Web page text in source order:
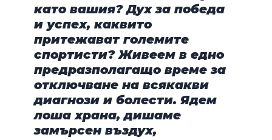
като вашия? Дух за победа
и успех, каквито
притежават големите
спортисти? Живеем в едно
предразполагащо време за
отключване на всякакви
диагнози и болести. Ядем
лоша храна, дишаме
замърсен въздух,